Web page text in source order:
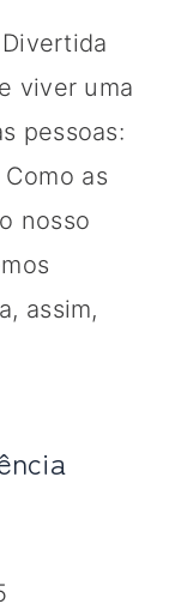
viver uma
pessoas:
as
nosso
assim,